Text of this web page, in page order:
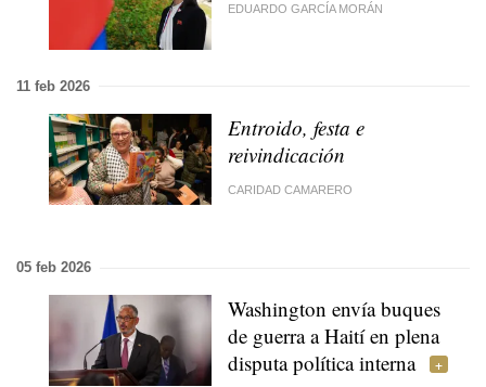
EDUARDO GARCÍA MORÁN
11 feb 2026
Entroido, festa e
reivindicación
CARIDAD CAMARERO
05 feb 2026
Washington envía buques
de guerra a Haití en plena
disputa política interna